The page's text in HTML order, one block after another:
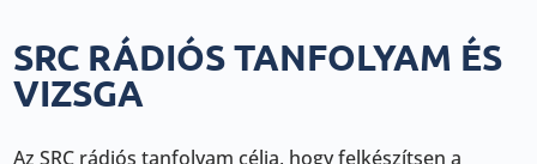
SRC RÁDIÓS TANFOLYAM ÉS
VIZSGA
Az SRC rádiós tanfolyam célja, hogy felkészítsen a